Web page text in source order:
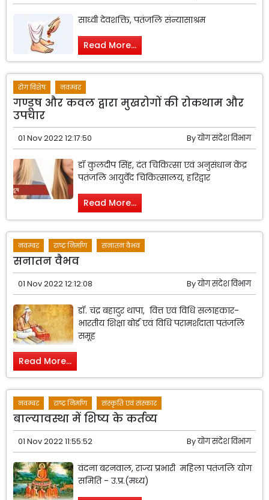
साध्वी देवशक्ति, पतंजलि संन्यासाश्रम
Read More...
रोग विशेष नवम्बर
गण्डूष और कवल द्वारा मुखरोगों की रोकथाम और
उपचार
01 Nov 2022 12:17:50 Byयोग संदेश विभाग
डॉ कुलदीप सिंह, दंत चिकित्सा एवं अनुसंधान केंद्र
पतंजलि आयुर्वेद चिकित्सालय, हरिद्वार
Read More...
नवम्बर राष्ट्र निर्माण सनातन वैभव
सनातन वैभव
01 Nov 2022 12:12:08 Byयोग संदेश विभाग
डॉ. चंद्र बहादुर थापा, वित्त एवं विधि सलाहकार-
भारतीय शिक्षा बोर्ड एवं विधि परामर्शदाता पतंजलि
समूह
Read More...
नवम्बर राष्ट्र निर्माण संस्कृति एवं संस्कार
बाल्यावस्था में शिष्य के कर्तव्य
01 Nov 2022 11:55:52 Byयोग संदेश विभाग
वंदना बरनवाल, राज्य प्रभारी महिला पतंजलि योग
समिति - उ.प्र.(मध्य)